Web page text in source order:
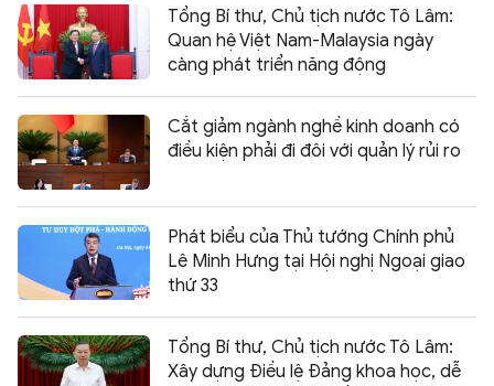
Tổng Bí thư, Chủ tịch nước Tô Lâm:
Quan hệ Việt Nam-Malaysia ngày
càng phát triển năng động
Cắt giảm ngành nghề kinh doanh có
điều kiện phải đi đôi với quản lý rủi ro
Phát biểu của Thủ tướng Chính phủ
Lê Minh Hưng tại Hội nghị Ngoại giao
thứ 33
Tổng Bí thư, Chủ tịch nước Tô Lâm:
Xây dựng Điều lệ Đảng khoa học, dễ